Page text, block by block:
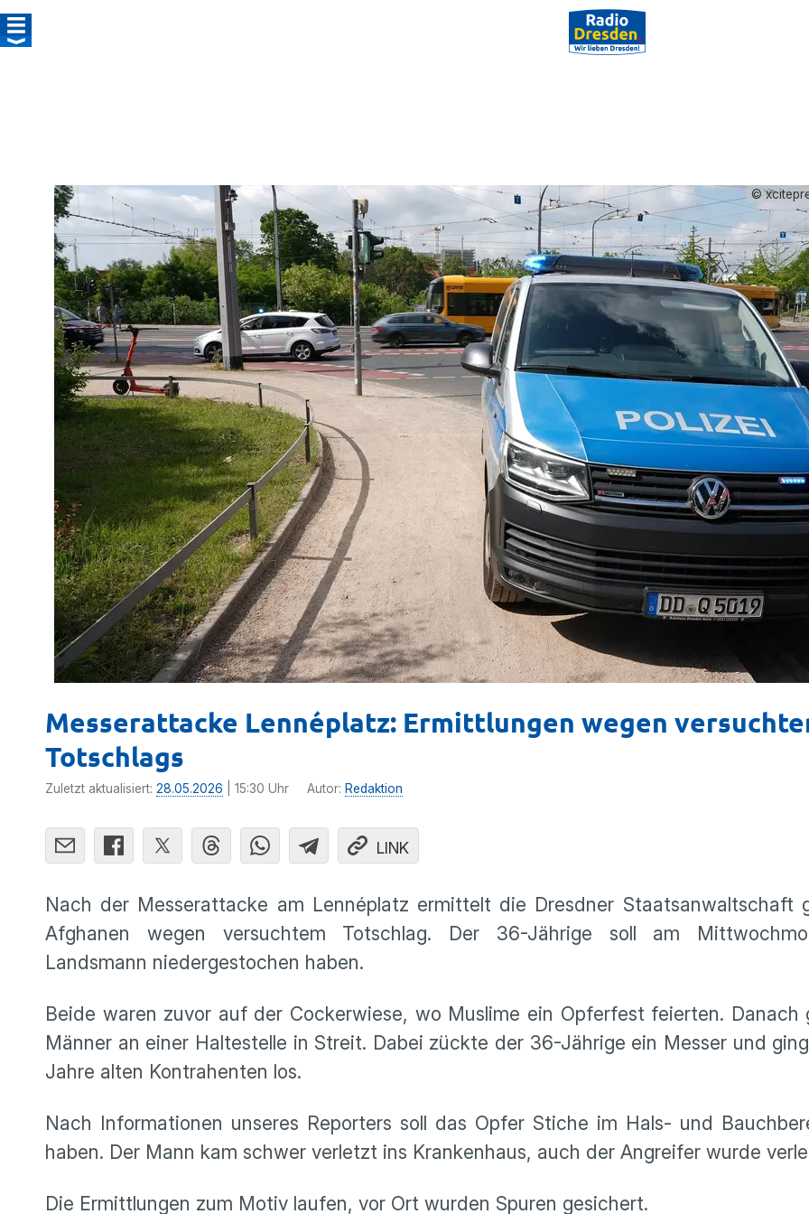
©
Messerattacke Lennéplatz: Ermittlungen wegen
Totschlags
Zuletzt aktualisiert: 28.05.2026 | 15:30 Uhr Autor: Redaktion
LINK
Nach der Messerattacke am Lennéplatz ermittelt die Dresdner Staatsanwaltschaft
Afghanen wegen versuchtem Totschlag. Der 36-Jährige soll am
Landsmann niedergestochen haben.
Beide waren zuvor auf der Cockerwiese, wo Muslime ein Opferfest feierten. Danach
Männer an einer Haltestelle in Streit. Dabei zückte der 36-Jährige ein Messer und
Jahre alten Kontrahenten los.
Nach Informationen unseres Reporters soll das Opfer Stiche im Hals- und
haben. Der Mann kam schwer verletzt ins Krankenhaus, auch der Angreifer wurde
Die Ermittlungen zum Motiv laufen, vor Ort wurden Spuren gesichert.